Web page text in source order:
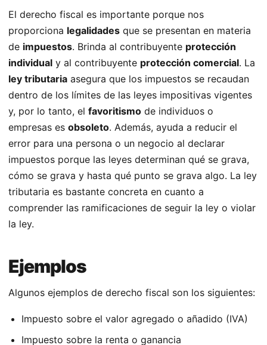
El derecho fiscal es importante porque nos
proporciona legalidades que se presentan en materia
de impuestos. Brinda al contribuyente protección
individual y al contribuyente protección comercial. La
ley tributaria asegura que los impuestos se recaudan
dentro de los límites de las leyes impositivas vigentes
y, por lo tanto, el favoritismo de individuos o
empresas es obsoleto. Además, ayuda a reducir el
error para una persona o un negocio al declarar
impuestos porque las leyes determinan qué se grava,
cómo se grava y hasta qué punto se grava algo. La ley
tributaria es bastante concreta en cuanto a
comprender las ramificaciones de seguir la ley o violar
la ley.
Ejemplos
Algunos ejemplos de derecho fiscal son los siguientes:
Impuesto sobre el valor agregado o añadido (IVA)
Impuesto sobre la renta o ganancia